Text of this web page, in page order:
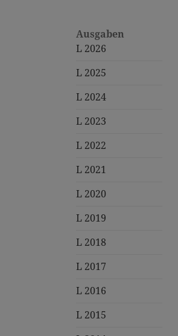
Ausgaben
L 2026
L 2025
L 2024
L 2023
L 2022
L 2021
L 2020
L 2019
L 2018
L 2017
L 2016
L 2015